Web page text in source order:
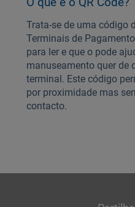
Trata-se de uma código
Terminais de
para ler e que o pode
manuseamento quer de
terminal. Este código
por proximidade mas
contacto.